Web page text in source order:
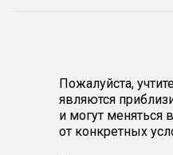
Пожалуйста,
являются
и могут меняться
от конкретных